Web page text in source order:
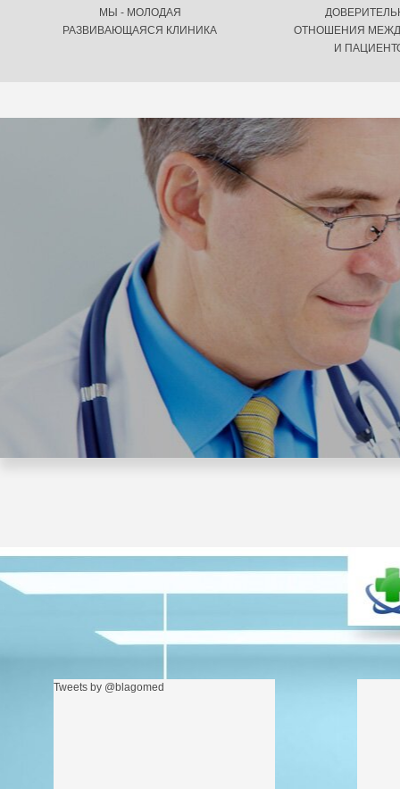
МЫ - МОЛОДАЯ
РАЗВИВАЮЩАЯСЯ КЛИНИКА
ОТНОШЕНИЯ
И
Tweets by @blagomed